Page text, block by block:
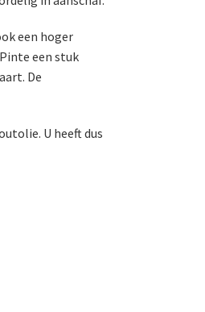
een hoger
een stuk
De
U heeft dus